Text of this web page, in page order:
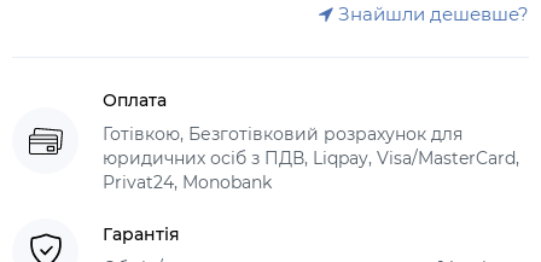
Знайшли дешевше?
Оплата
Готівкою, Безготівковий розрахунок для
юридичних осіб з ПДВ, Liqpay, Visa/MasterCard,
Privat24, Monobank
Гарантія